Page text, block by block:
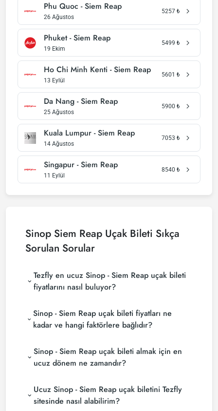
Phu Quoc - Siem Reap
26 Ağustos
5257 ₺
Phuket - Siem Reap
19 Ekim
5499 ₺
Ho Chi Minh Kenti - Siem Reap
13 Eylül
5601 ₺
Da Nang - Siem Reap
25 Ağustos
5900 ₺
Kuala Lumpur - Siem Reap
14 Ağustos
7053 ₺
Singapur - Siem Reap
11 Eylül
8540 ₺
Sinop Siem Reap Uçak Bileti Sıkça
Sorulan Sorular
Tezfly en ucuz Sinop - Siem Reap uçak bileti
fiyatlarını nasıl buluyor?
fiyatlarını bulmak için tur operatörleri, büyük
rezervasyon siteleri (konsolidatörler) ve yüzlerce
havayolu sitesini aramaktadır. Tezfly sitesinde
arayarak ucuz Sinop - Siem Reap uçak biletlerini
bulup karşılaştırabilir ve un uygun biletini
Sinop - Siem Reap uçak bileti fiyatları ne
kadar ve hangi faktörlere bağlıdır?
şirketine, seyahat tarihlerinize, bilet sınıfınıza ve
rezervasyon yapılan döneme göre değişiklik
bilet bulabilirsiniz.
Sinop - Siem Reap uçak bileti almak için en
ucuz dönem ne zamandır?
istiyorsanız rezervasyonuzu son dakikaya
bırakmayın. Sinop - Siem Reap uçak biletinizi en az 2
Ucuz Sinop - Siem Reap uçak biletini Tezfly
sitesinde nasıl alabilirim?